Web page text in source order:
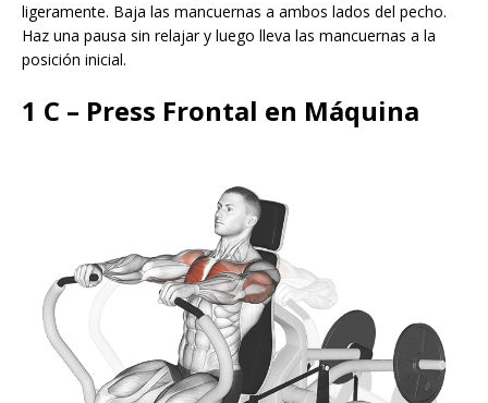
ligeramente. Baja las mancuernas a ambos lados del pecho.
Haz una pausa sin relajar y luego lleva las mancuernas a la
posición inicial.
1 C – Press Frontal en Máquina